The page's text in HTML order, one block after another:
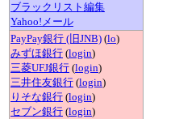
ブラックリスト編集
Yahoo!メール
PayPay銀行 (旧JNB) (lo)
みずほ銀行 (login)
三菱UFJ銀行 (login)
三井住友銀行 (login)
りそな銀行 (login)
セブン銀行 (login)